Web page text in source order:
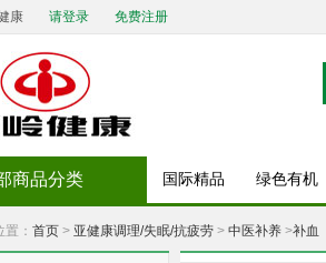
康 请登录 免费注册
商品分类 国际精品 绿色有机
： 首页 > 亚健康调理/失眠/抗疲劳 > 中医补养 >补血